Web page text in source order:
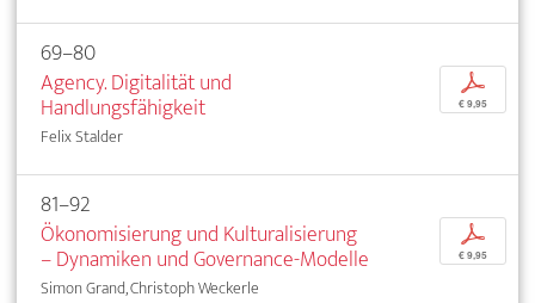
69–80
Agency. Digitalität und
Handlungsfähigkeit
Felix Stalder
p
€ 9,95
81–92
Ökonomisierung und Kulturalisierung
– Dynamiken und Governance-Modelle
Simon Grand, Christoph Weckerle
p
€ 9,95